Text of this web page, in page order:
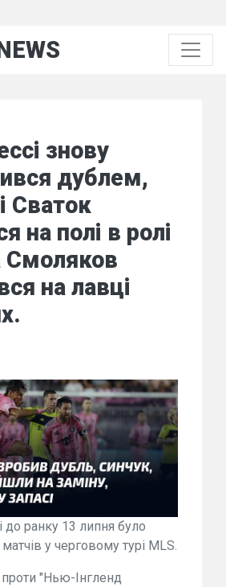
знову
дублем,
Сваток
на полі в ролі
Смоляков
на лавці
до ранку 13 липня було
у черговому турі MLS.
проти "Нью-Інгленд